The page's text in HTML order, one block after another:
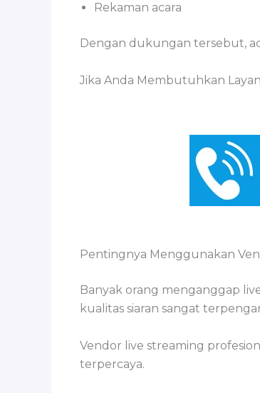
Rekaman acara
Dengan dukungan tersebut,
Jika Anda Membutuhkan
Pentingnya Menggunakan
Banyak orang menganggap
kualitas siaran sangat
Vendor live streaming
terpercaya.